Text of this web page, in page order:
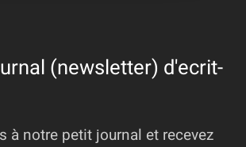
(newsletter) d'ecrit-
à notre petit journal et recevez